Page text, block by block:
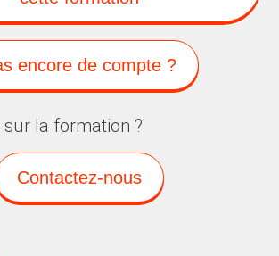
encore de compte ?
la formation ?
Contactez-nous